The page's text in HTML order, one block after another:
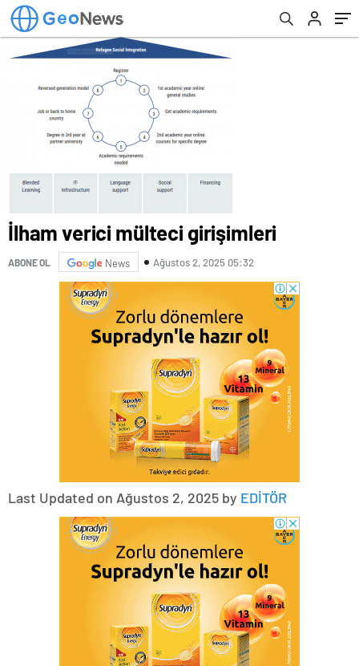
İlham verici mülteci girişimleri
ABONE OL News Ağustos 2, 2025 05:32
Last Updated on Ağustos 2, 2025 by EDİTÖR